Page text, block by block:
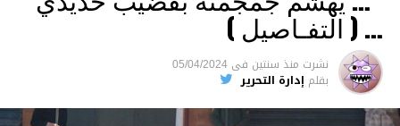
والقتل باستخدام العنف الشديد ويواجه عقوبة
السجن لمدة تصل إلى 20 عاما.
الأخبار
… ( التفـاصيل )
نشرت منذ سنتين فى 05/04/2024
بقلم إدارة التحرير